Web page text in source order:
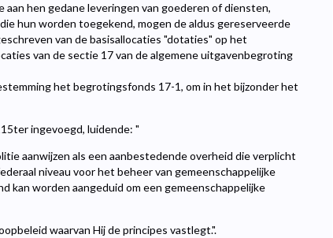
hen gedane leveringen van goederen of diensten,
hun worden toegekend, mogen de aldus gereserveerde
van de basisallocaties "dotaties" op het
van de sectie 17 van de algemene uitgavenbegroting
het begrotingsfonds 17-1, om in het bijzonder het
ingevoegd, luidende: "
aanwijzen als een aanbestedende overheid die verplicht
niveau voor het beheer van gemeenschappelijke
kan worden aangeduid om een gemeenschappelijke
waarvan Hij de principes vastlegt.".